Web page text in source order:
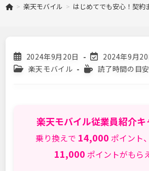
> 楽天モバイル > はじめてでも安心！契
投
稿
公
2024年9月20日
投
稿
の
日:
2024年9月20
投
楽天モバイル
読
か
る
時
間:
読了時間の目
楽天モバイル従業員紹介キ
乗り換えで 14,000 ポイント
11,000 ポイントがもら